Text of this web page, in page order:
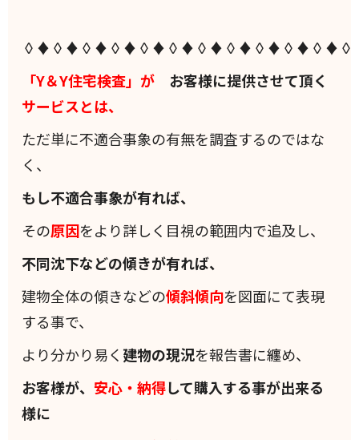
「Y＆Y住宅検査」が お客様に提供させて頂く
サービスとは、
ただ単に不適合事象の有無を調査するのではな
く、
もし不適合事象が有れば、
その原因をより詳しく目視の範囲内で追及し、
不同沈下などの傾きが有れば、
建物全体の傾きなどの傾斜傾向を図面にて表現
する事で、
より分かり易く 建物の現況を報告書に纏め、
お客様が、 安心・納得して購入する事が出来る
様に